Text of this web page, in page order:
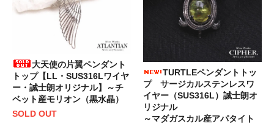
大天使の片翼ペンダント
トップ【LL・SUS316Lワイヤ
ー・誠士朗オリジナル】～チ
ベット産モリオン（黒水晶）
SOLD OUT
TURTLEペンダントトッ
プ サージカルステンレスワ
イヤー（SUS316L）誠士朗オ
リジナル
～マダガスカル産アパタイト